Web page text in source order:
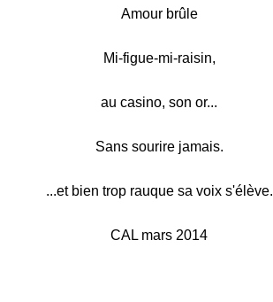
Amour brûle
Mi-figue-mi-raisin,
au casino, son or...
Sans sourire jamais.
...et bien trop rauque sa voix s'élève.
CAL mars 2014